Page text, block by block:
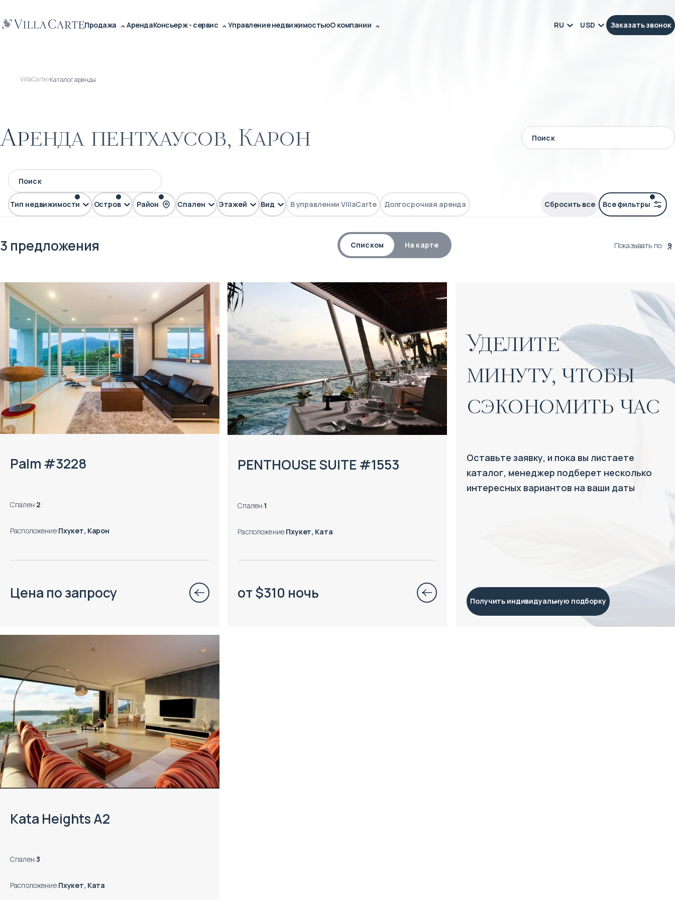
Продажа АрендаКонсьерж - сервис Управление недвижимостьюО компании RU USD Заказать звонок
VillaCarte Каталог аренды
Аренда пентхаусов, Карон
Тип недвижимости Остров Район Спален Этажей Вид В управлении VillaCarte Долгосрочная аренда Сбросить все Все фильтры
Пентхаус Пхукет Карон Ката Ката Ной
3 предложения Списком На карте Показывать по: 9
Palm #3228
Спален:2
Расположение:Пхукет, Карон
Цена по запросу
PENTHOUSE SUITE #1553
Спален:1
Расположение:Пхукет, Ката
от$310 ночь
Kata Heights A2
Спален:3
Расположение:Пхукет, Ката
Уделите
минуту, чтобы
сэкономить час
Оставьте заявку, и пока вы листаете
каталог, менеджер подберет несколько
интересных вариантов на ваши даты
Получить индивидуальную подборку